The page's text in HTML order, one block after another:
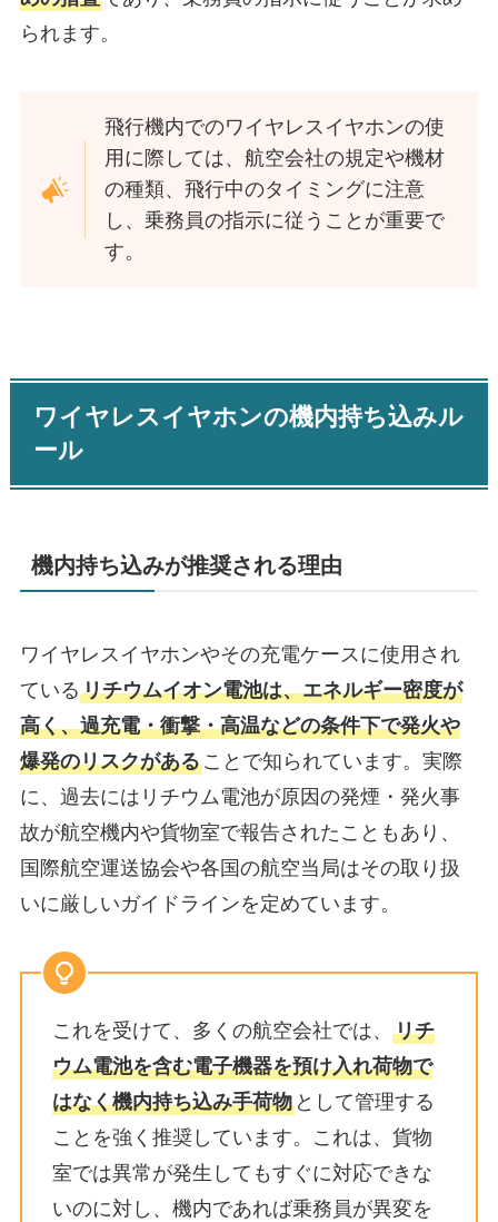
られます。
飛行機内でのワイヤレスイヤホンの使
用に際しては、航空会社の規定や機材
の種類、飛行中のタイミングに注意
し、乗務員の指示に従うことが重要で
す。​
ワイヤレスイヤホンの機内持ち込みル
ール
機内持ち込みが推奨される理由
ワイヤレスイヤホンやその充電ケースに使用され
ているリチウムイオン電池は、エネルギー密度が
高く、過充電・衝撃・高温などの条件下で発火や
爆発のリスクがあることで知られています。実際
に、過去にはリチウム電池が原因の発煙・発火事
故が航空機内や貨物室で報告されたこともあり、
国際航空運送協会や各国の航空当局はその取り扱
いに厳しいガイドラインを定めています。
これを受けて、多くの航空会社では、 リチ
ウム電池を含む電子機器を預け入れ荷物で
はなく機内持ち込み手荷物として管理する
ことを強く推奨しています。これは、貨物
室では異常が発生してもすぐに対応できな
いのに対し、機内であれば乗務員が異変を